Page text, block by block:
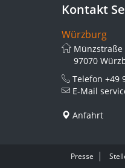
Kontakt
Würzburg
Münzstraße
97070
Telefon +49
E-Mail
Anfahrt
Presse